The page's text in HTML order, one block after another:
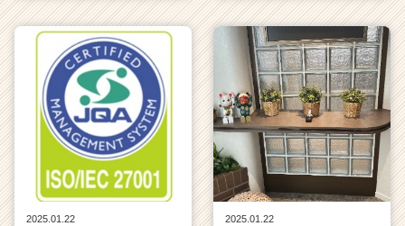
2025.01.22
2025.01.22